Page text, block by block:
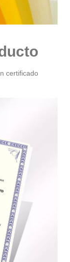
certificado